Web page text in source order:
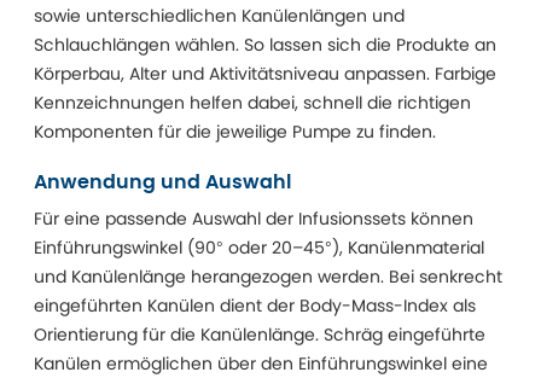
sowie unterschiedlichen Kanülenlängen und
Schlauchlängen wählen. So lassen sich die Produkte an
Körperbau, Alter und Aktivitätsniveau anpassen. Farbige
Kennzeichnungen helfen dabei, schnell die richtigen
Komponenten für die jeweilige Pumpe zu finden.
Anwendung und Auswahl
Für eine passende Auswahl der Infusionssets können
Einführungswinkel (90° oder 20–45°), Kanülenmaterial
und Kanülenlänge herangezogen werden. Bei senkrecht
eingeführten Kanülen dient der Body-Mass-Index als
Orientierung für die Kanülenlänge. Schräg eingeführte
Kanülen ermöglichen über den Einführungswinkel eine